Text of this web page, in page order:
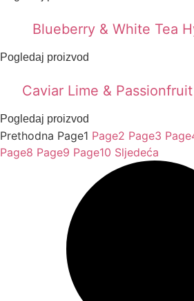
Blueberry & White Tea
Pogledaj proizvod
Caviar Lime &
Pogledaj proizvod
Prethodna Page1 Page2 Page3 Page
Page8 Page9 Page10 Sljedeća